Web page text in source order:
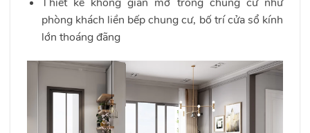
phòng khách liền bếp chung cư, bố trí cửa sổ kính
lớn thoáng đãng